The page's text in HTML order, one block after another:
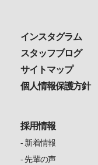
インスタグラム
スタッフブログ
サイトマップ
個人情報保護方針
採用情報
新着情報
先輩の声